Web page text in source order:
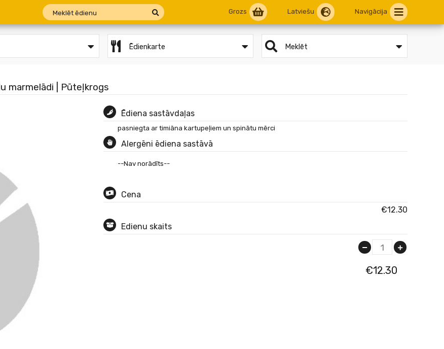
Navigācija
Latviešu
Grozs
Ēdienkarte Meklēt
marmelādi | Pūteļkrogs
Ēdiena sastāvdaļas
pasniegta ar timiāna kartupeļiem un spinātu mērci
Alergēni ēdiena sastāvā
--Nav norādīts--
Cena
€12.30
Edienu skaits
1
€12.30